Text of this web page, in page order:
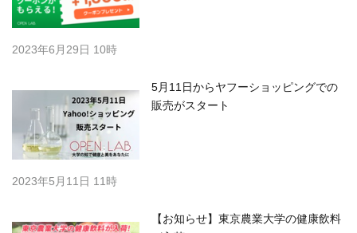
2023年6月29日 10時
5月11日からヤフーショッピングでの
販売がスタート
2023年5月11日 11時
【お知らせ】東京農業大学の健康飲料